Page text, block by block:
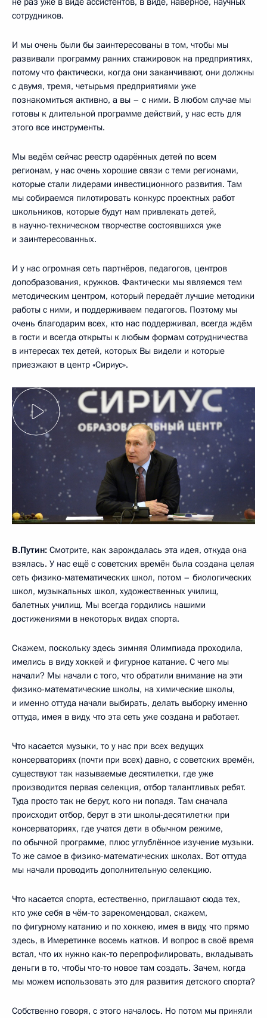
сотрудников.
И мы очень были бы заинтересованы в том, чтобы мы
развивали программу ранних стажировок на предприятиях,
потому что фактически, когда они заканчивают, они должны
с двумя, тремя, четырьмя предприятиями уже
познакомиться активно, а вы – с ними. В любом случае мы
готовы к длительной программе действий, у нас есть для
этого все инструменты.
Мы ведём сейчас реестр одарённых детей по всем
регионам, у нас очень хорошие связи с теми регионами,
которые стали лидерами инвестиционного развития. Там
мы собираемся пилотировать конкурс проектных работ
школьников, которые будут нам привлекать детей,
в научно-техническом творчестве состоявшихся уже
и заинтересованных.
И у нас огромная сеть партнёров, педагогов, центров
допобразования, кружков. Фактически мы являемся тем
методическим центром, который передаёт лучшие методики
работы с ними, и поддерживаем педагогов. Поэтому мы
очень благодарим всех, кто нас поддерживал, всегда ждём
в гости и всегда открыты к любым формам сотрудничества
в интересах тех детей, которых Вы видели и которые
приезжают в центр «Сириус».
В.Путин: Смотрите, как зарождалась эта идея, откуда она
взялась. У нас ещё с советских времён была создана целая
сеть физико-математических школ, потом – биологических
школ, музыкальных школ, художественных училищ,
балетных училищ. Мы всегда гордились нашими
достижениями в некоторых видах спорта.
Скажем, поскольку здесь зимняя Олимпиада проходила,
имелись в виду хоккей и фигурное катание. С чего мы
начали? Мы начали с того, что обратили внимание на эти
физико-математические школы, на химические школы,
и именно оттуда начали выбирать, делать выборку именно
оттуда, имея в виду, что эта сеть уже создана и работает.
Что касается музыки, то у нас при всех ведущих
консерваториях (почти при всех) давно, с советских времён,
существуют так называемые десятилетки, где уже
производится первая селекция, отбор талантливых ребят.
Туда просто так не берут, кого ни попадя. Там сначала
происходит отбор, берут в эти школы-десятилетки при
консерваториях, где учатся дети в обычном режиме,
по обычной программе, плюс углублённое изучение музыки.
То же самое в физико-математических школах. Вот оттуда
мы начали проводить дополнительную селекцию.
Что касается спорта, естественно, приглашают сюда тех,
кто уже себя в чём‑то зарекомендовал, скажем,
по фигурному катанию и по хоккею, имея в виду, что прямо
здесь, в Имеретинке восемь катков. И вопрос в своё время
встал, что их нужно как‑то перепрофилировать, вкладывать
деньги в то, чтобы что‑то новое там создать. Зачем, когда
мы можем использовать это для развития детского спорта?
Собственно говоря, с этого началось. Но потом мы приняли